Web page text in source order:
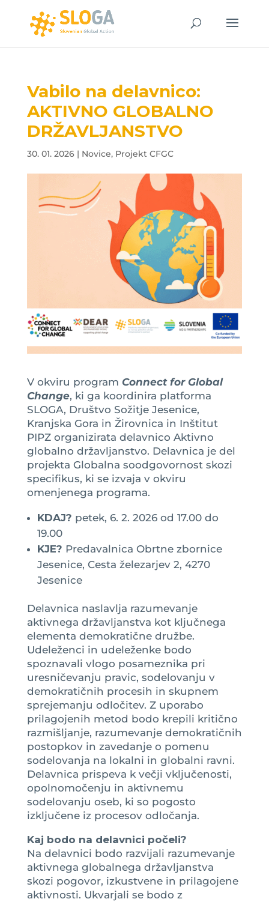
Vabilo na delavnico:
AKTIVNO GLOBALNO
DRŽAVLJANSTVO
30. 01. 2026| Novice, Projekt CFGC
V okviru program Connect for Global
Change, ki ga koordinira platforma
SLOGA, Društvo Sožitje Jesenice,
Kranjska Gora in Žirovnica in Inštitut
PIPZ organizirata delavnico Aktivno
globalno državljanstvo. Delavnica je del
projekta Globalna soodgovornost skozi
specifikus, ki se izvaja v okviru
omenjenega programa.
KDAJ? petek, 6. 2. 2026 od 17.00 do
19.00
KJE? Predavalnica Obrtne zbornice
Jesenice, Cesta železarjev 2, 4270
Jesenice
Delavnica naslavlja razumevanje
aktivnega državljanstva kot ključnega
elementa demokratične družbe.
Udeleženci in udeleženke bodo
spoznavali vlogo posameznika pri
uresničevanju pravic, sodelovanju v
demokratičnih procesih in skupnem
sprejemanju odločitev. Z uporabo
prilagojenih metod bodo krepili kritično
razmišljanje, razumevanje demokratičnih
postopkov in zavedanje o pomenu
sodelovanja na lokalni in globalni ravni.
Delavnica prispeva k večji vključenosti,
opolnomočenju in aktivnemu
sodelovanju oseb, ki so pogosto
izključene iz procesov odločanja.
Kaj bodo na delavnici počeli?
Na delavnici bodo razvijali razumevanje
aktivnega globalnega državljanstva
skozi pogovor, izkustvene in prilagojene
aktivnosti. Ukvarjali se bodo z